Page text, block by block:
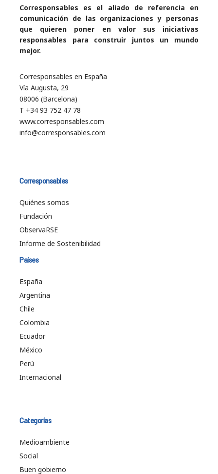
Corresponsables es el aliado de referencia en
comunicación de las organizaciones y personas
que quieren poner en valor sus iniciativas
responsables para construir juntos un mundo
mejor.
Corresponsables en España
Vía Augusta, 29
08006 (Barcelona)
T +34 93 752 47 78
www.corresponsables.com
info@corresponsables.com
Corresponsables
Quiénes somos
Fundación
ObservaRSE
Informe de Sostenibilidad
Países
España
Argentina
Chile
Colombia
Ecuador
México
Perú
Internacional
Categorías
Medioambiente
Social
Buen gobierno